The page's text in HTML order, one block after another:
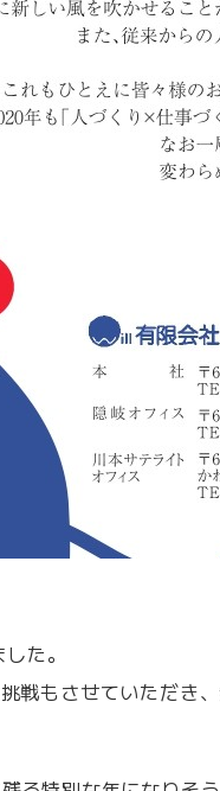
た。
戦もさせていただき